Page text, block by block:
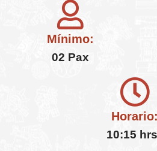
Mínimo:
02 Pax
Horario:
10:15